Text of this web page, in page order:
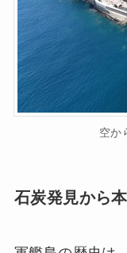
空か
石炭発見から